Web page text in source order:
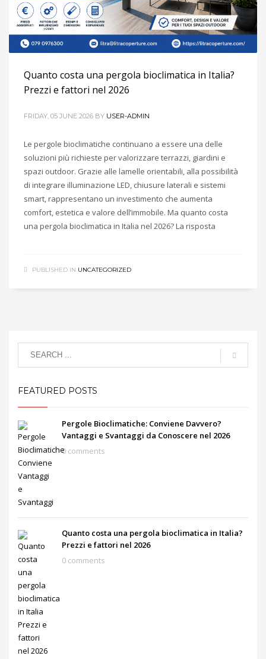
Quanto costa una pergola bioclimatica in Italia?
Prezzi e fattori nel 2026
FRIDAY, 05 JUNE 2026 BY USER-ADMIN
Le pergole bioclimatiche continuano a essere una delle
soluzioni più richieste per valorizzare terrazzi, giardini e
spazi outdoor. Grazie alle lamelle orientabili, alla possibilità
di integrare illuminazione LED, chiusure laterali e sistemi
smart, rappresentano un investimento che aumenta
comfort, estetica e valore dell’immobile. Ma quanto costa
una pergola bioclimatica in Italia nel 2026? La risposta
PUBLISHED IN UNCATEGORIZED
FEATURED POSTS
Pergole Bioclimatiche: Conviene Davvero?
Vantaggi e Svantaggi da Conoscere nel 2026
0 comments
Quanto costa una pergola bioclimatica in Italia?
Prezzi e fattori nel 2026
0 comments